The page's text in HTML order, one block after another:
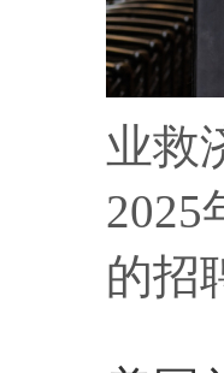
业救
2025
的招